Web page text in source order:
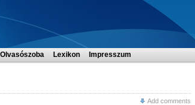
Olvasószoba Lexikon Impresszum
Add comments